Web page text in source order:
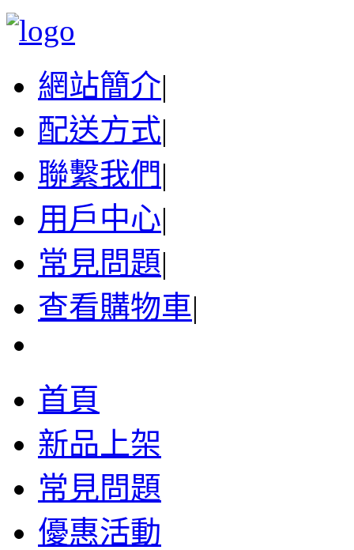
網站簡介|
配送方式|
聯繫我們|
用戶中心|
常見問題|
查看購物車|
首頁
新品上架
常見問題
優惠活動